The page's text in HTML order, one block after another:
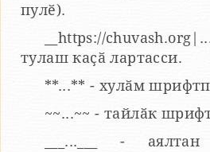
пулӗ).
__https://
тулаш каҫӑ лартасси.
**...** - хулӑм
~~...~~ - тайлӑк
___...___ -